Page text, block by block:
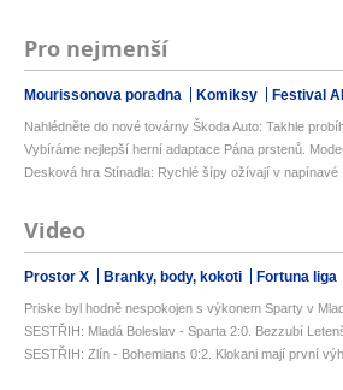
Pro nejmenší
Mourissonova poradna Komiksy Festival
Nahlédněte do nové továrny Škoda Auto: Takhle
Vybíráme nejlepší herní adaptace Pána prstenů.
Desková hra Stínadla: Rychlé šípy ožívají v napínavé
Video
Prostor X Branky, body, kokoti Fortuna liga
Priske byl hodně nespokojen s výkonem Sparty v
SESTŘIH: Mladá Boleslav - Sparta 2:0. Bezzubí
SESTŘIH: Zlín - Bohemians 0:2. Klokani mají první